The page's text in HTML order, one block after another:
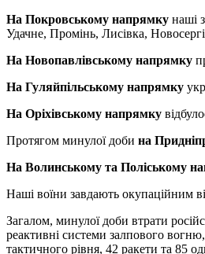
На Покровському напрямку наші
Удачне, Промінь, Лисівка,
На Новопавлівському напрямку
На Гуляйпільському напрямку
На Оріхівському напрямку
Протягом минулої доби на
На Волинському та Поліському
Наші воїни завдають окупаційним
Загалом, минулої доби втрати
реактивні системи залпового
тактичного рівня, 42 ракети та 85